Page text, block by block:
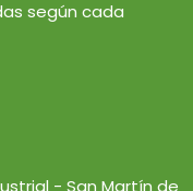
según cada
- San Martín de